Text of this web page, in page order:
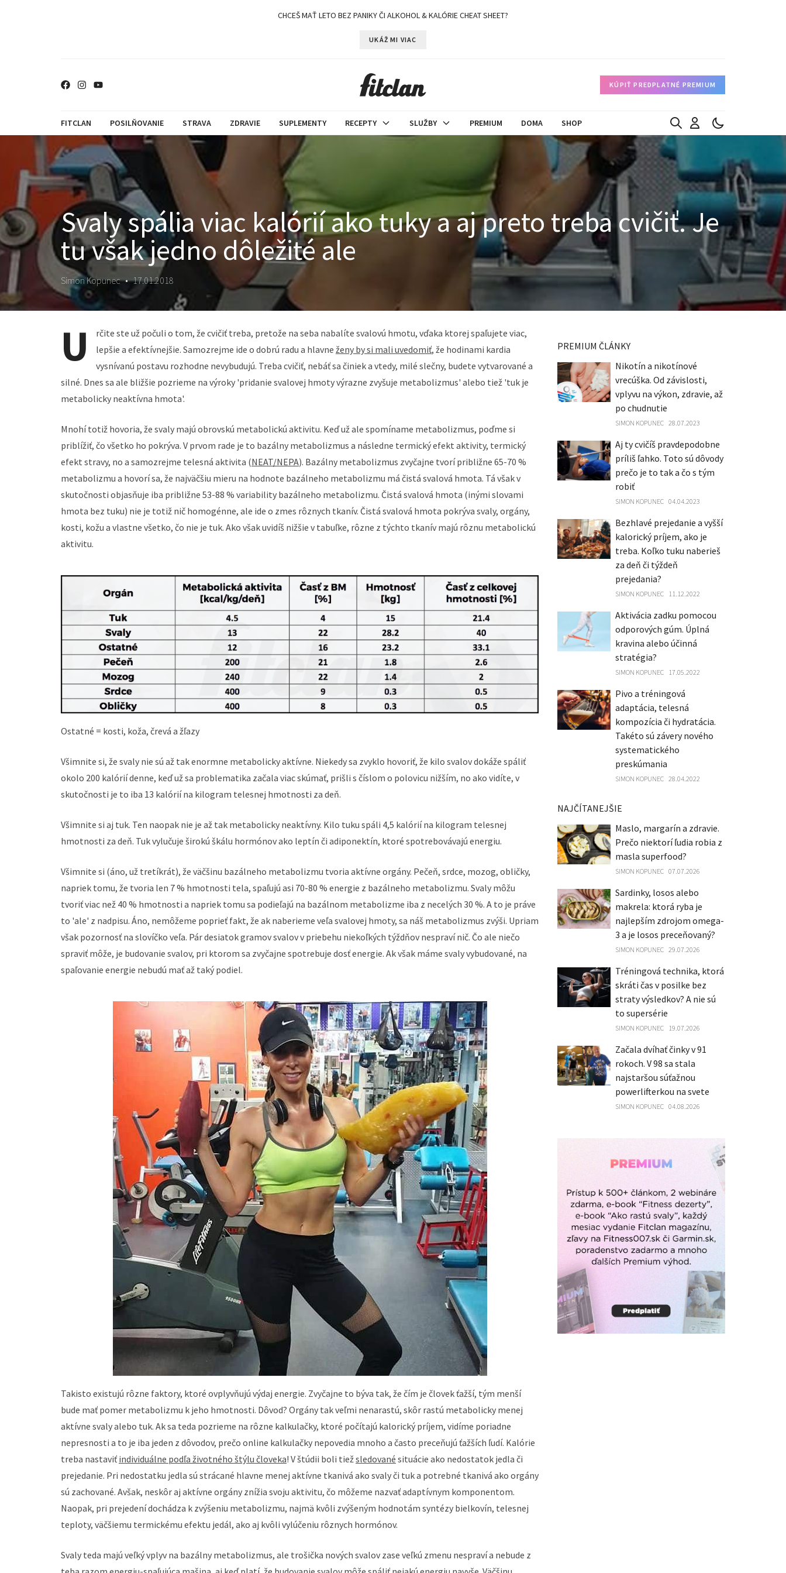
CHCEŠ MAŤ LETO BEZ PANIKY ČI ALKOHOL & KALÓRIE CHEAT SHEET?
UKÁŽ MI VIAC
KÚPIŤ PREDPLATNÉ PREMIUM
FITCLAN POSILŇOVANIE STRAVA ZDRAVIE SUPLEMENTY RECEPTY SLUŽBY PREMIUM DOMA SHOP
Svaly spália viac kalórií ako tuky a aj preto treba cvičiť. Je
tu však jedno dôležité ale
Simon Kopunec • 17.01.2018
U
rčite ste už počuli o tom, že cvičiť treba, pretože na seba nabalíte svalovú hmotu, vďaka ktorej spaľujete viac,
lepšie a efektívnejšie. Samozrejme ide o dobrú radu a hlavne ženy by si mali uvedomiť, že hodinami kardia
vysnívanú postavu rozhodne nevybudujú. Treba cvičiť, nebáť sa činiek a vtedy, milé slečny, budete vytvarované a
silné. Dnes sa ale bližšie pozrieme na výroky 'pridanie svalovej hmoty výrazne zvyšuje metabolizmus' alebo tiež 'tuk je
metabolicky neaktívna hmota'.
Mnohí totiž hovoria, že svaly majú obrovskú metabolickú aktivitu. Keď už ale spomíname metabolizmus, poďme si
priblížiť, čo všetko ho pokrýva. V prvom rade je to bazálny metabolizmus a následne termický efekt aktivity, termický
efekt stravy, no a samozrejme telesná aktivita (NEAT/NEPA). Bazálny metabolizmus zvyčajne tvorí približne 65-70 %
metabolizmu a hovorí sa, že najväčšiu mieru na hodnote bazálneho metabolizmu má čistá svalová hmota. Tá však v
skutočnosti objasňuje iba približne 53-88 % variability bazálneho metabolizmu. Čistá svalová hmota (inými slovami
hmota bez tuku) nie je totiž nič homogénne, ale ide o zmes rôznych tkanív. Čistá svalová hmota pokrýva svaly, orgány,
kosti, kožu a vlastne všetko, čo nie je tuk. Ako však uvidíš nižšie v tabuľke, rôzne z týchto tkanív majú rôznu metabolickú
aktivitu.
Ostatné = kosti, koža, črevá a žľazy
Všimnite si, že svaly nie sú až tak enormne metabolicky aktívne. Niekedy sa zvyklo hovoriť, že kilo svalov dokáže spáliť
okolo 200 kalórií denne, keď už sa problematika začala viac skúmať, prišli s číslom o polovicu nižším, no ako vidíte, v
skutočnosti je to iba 13 kalórií na kilogram telesnej hmotnosti za deň.
Všimnite si aj tuk. Ten naopak nie je až tak metabolicky neaktívny. Kilo tuku spáli 4,5 kalórií na kilogram telesnej
hmotnosti za deň. Tuk vylučuje širokú škálu hormónov ako leptín či adiponektín, ktoré spotrebovávajú energiu.
Všimnite si (áno, už tretíkrát), že väčšinu bazálneho metabolizmu tvoria aktívne orgány. Pečeň, srdce, mozog, obličky,
napriek tomu, že tvoria len 7 % hmotnosti tela, spaľujú asi 70-80 % energie z bazálneho metabolizmu. Svaly môžu
tvoriť viac než 40 % hmotnosti a napriek tomu sa podieľajú na bazálnom metabolizme iba z necelých 30 %. A to je práve
to 'ale' z nadpisu. Áno, nemôžeme poprieť fakt, že ak naberieme veľa svalovej hmoty, sa náš metabolizmus zvýši. Upriam
však pozornosť na slovíčko veľa. Pár desiatok gramov svalov v priebehu niekoľkých týždňov nespraví nič. Čo ale niečo
spraviť môže, je budovanie svalov, pri ktorom sa zvyčajne spotrebuje dosť energie. Ak však máme svaly vybudované, na
spaľovanie energie nebudú mať až taký podiel.
Takisto existujú rôzne faktory, ktoré ovplyvňujú výdaj energie. Zvyčajne to býva tak, že čím je človek ťažší, tým menší
bude mať pomer metabolizmu k jeho hmotnosti. Dôvod? Orgány tak veľmi nenarastú, skôr rastú metabolicky menej
aktívne svaly alebo tuk. Ak sa teda pozrieme na rôzne kalkulačky, ktoré počítajú kalorický príjem, vidíme poriadne
nepresnosti a to je iba jeden z dôvodov, prečo online kalkulačky nepovedia mnoho a často preceňujú ťažších ľudí. Kalórie
treba nastaviť individuálne podľa životného štýlu človeka! V štúdii boli tiežsledované situácie ako nedostatok jedla či
prejedanie. Pri nedostatku jedla sú strácané hlavne menej aktívne tkanivá ako svaly či tuk a potrebné tkanivá ako orgány
sú zachované. Avšak, neskôr aj aktívne orgány znížia svoju aktivitu, čo môžeme nazvať adaptívnym komponentom.
Naopak, pri prejedení dochádza k zvýšeniu metabolizmu, najmä kvôli zvýšeným hodnotám syntézy bielkovín, telesnej
teploty, väčšiemu termickému efektu jedál, ako aj kvôli vylúčeniu rôznych hormónov.
Svaly teda majú veľký vplyv na bazálny metabolizmus, ale trošička nových svalov zase veľkú zmenu nespraví a nebude z
PREMIUM ČLÁNKY
Nikotín a nikotínové
vrecúška. Od závislosti,
vplyvu na výkon, zdravie, až
po chudnutie
SIMON KOPUNEC 28.07.2023
Aj ty cvičíš pravdepodobne
príliš ľahko. Toto sú dôvody
prečo je to tak a čo s tým
robiť
SIMON KOPUNEC 04.04.2023
Bezhlavé prejedanie a vyšší
kalorický príjem, ako je
treba. Koľko tuku naberieš
za deň či týždeň
prejedania?
SIMON KOPUNEC 11.12.2022
Aktivácia zadku pomocou
odporových gúm. Úplná
kravina alebo účinná
stratégia?
SIMON KOPUNEC 17.05.2022
Pivo a tréningová
adaptácia, telesná
kompozícia či hydratácia.
Takéto sú závery nového
systematického
preskúmania
SIMON KOPUNEC 28.04.2022
NAJČÍTANEJŠIE
Maslo, margarín a zdravie.
Prečo niektorí ľudia robia z
masla superfood?
SIMON KOPUNEC 07.07.2026
Sardinky, losos alebo
makrela: ktorá ryba je
najlepším zdrojom omega-
3 a je losos preceňovaný?
SIMON KOPUNEC 29.07.2026
Tréningová technika, ktorá
skráti čas v posilke bez
straty výsledkov? A nie sú
to supersérie
SIMON KOPUNEC 19.07.2026
Začala dvíhať činky v 91
rokoch. V 98 sa stala
najstaršou súťažnou
powerlifterkou na svete
SIMON KOPUNEC 04.08.2026